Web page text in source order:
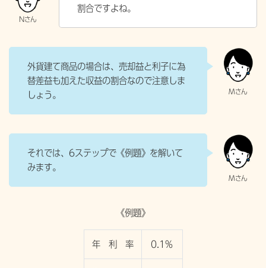
割合ですよね。
外貨建て商品の場合は、売却益と利子に為
替差益も加えた収益の割合なので注意しま
しょう。
それでは、6ステップで《例題》を解いて
みます。
《例題》
年 利 率 0.1%